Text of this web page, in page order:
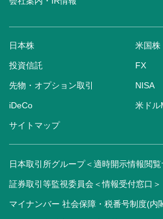
日本株 米国株
投資信託 FX
先物・オプション取引 NISA
iDeCo 米ドル
サイトマップ
日本取引所グループ＜適時開示情報閲覧
証券取引等監視委員会＜情報受付窓口＞
マイナンバー 社会保障・税番号制度(内